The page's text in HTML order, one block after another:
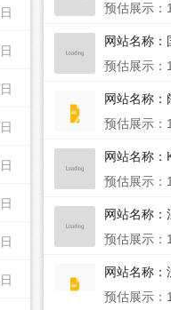
预估展示：
网站名称：
预估展示：
网站名称：
预估展示：
网站名称：
预估展示：
网站名称：
预估展示：
网站名称：
预估展示：